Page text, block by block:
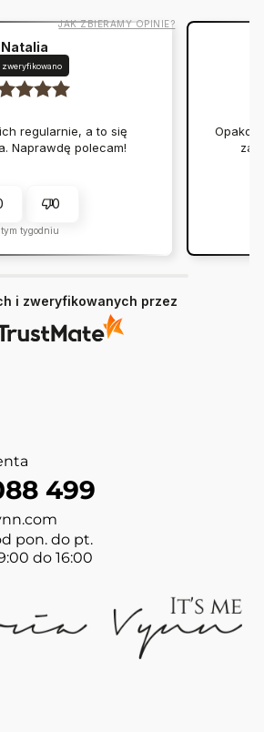
JAK ZBIERAMY OPINIE?
Natalia
zweryfikowano
regularnie, a to się
Naprawdę polecam!
0
tygodniu
i zweryfikowanych przez
499
pon. do pt.
do 16:00